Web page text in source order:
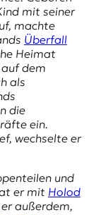
mit seiner
machte
Überfall
Heimat
dem
als
die
ein.
wechselte er
und
er mit Holod
außerdem,